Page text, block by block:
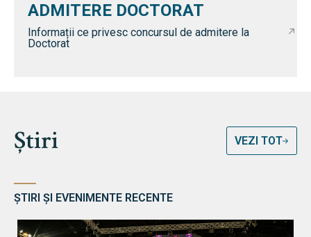
ADMITERE DOCTORAT
Informații ce privesc concursul de admitere la
Doctorat
Știri VEZI TOT
ȘTIRI ȘI EVENIMENTE RECENTE